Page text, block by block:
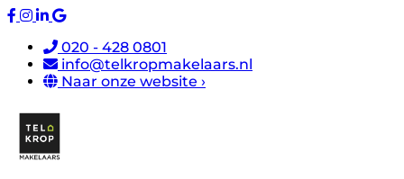
020 - 428 0801
info@telkropmakelaars.nl
Naar onze website ›